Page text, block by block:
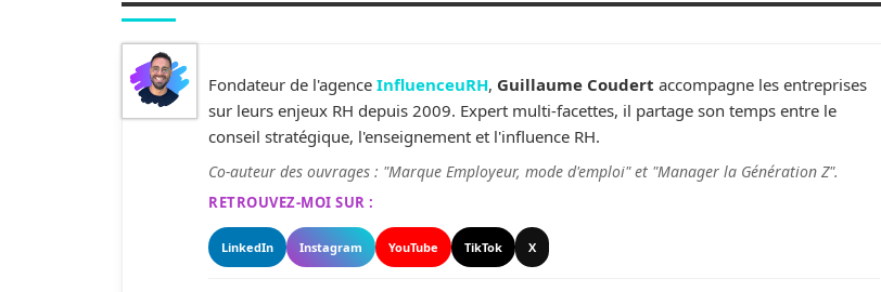
Fondateur de l'agence InfluenceuRH, Guillaume Coudert accompagne les entreprises
sur leurs enjeux RH depuis 2009. Expert multi-facettes, il partage son temps entre le
conseil stratégique, l'enseignement et l'influence RH.
Co-auteur des ouvrages : "Marque Employeur, mode d'emploi" et "Manager la Génération Z".
RETROUVEZ-MOI SUR :
LinkedIn Instagram YouTube TikTok X